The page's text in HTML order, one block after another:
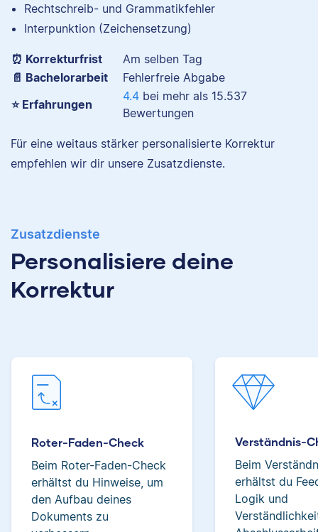
Rechtschreib- und Grammatikfehler
Interpunktion (Zeichensetzung)
⏰ Korrekturfrist
Am selben Tag
📄 Bachelorarbeit
Fehlerfreie Abgabe
⭐ Erfahrungen
4.4 bei mehr als 15.537
Bewertungen
Für eine weitaus stärker personalisierte Korrektur
empfehlen wir dir unsere Zusatzdienste.
Zusatzdienste
Personalisiere deine
Korrektur
Roter-Faden-Check
Beim Roter-Faden-Check
erhältst du Hinweise, um
den Aufbau deines
Dokuments zu
Verständnis-
Beim
erhältst du
Logik und
Scribbr und begeistert
Sprache zu tun hat.
Albert hat Deutsch
und Geschichte
studiert und mag an
seiner Arbeit als
Fachgebiet dazulernt.
Yasemin hat Romanistik
Verena
Verena hat BWL
Scribbr-Korrektorin
arbeitet Verena in der
Branche.
Jonathan